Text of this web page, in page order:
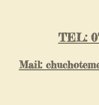
TEL:
Mail: